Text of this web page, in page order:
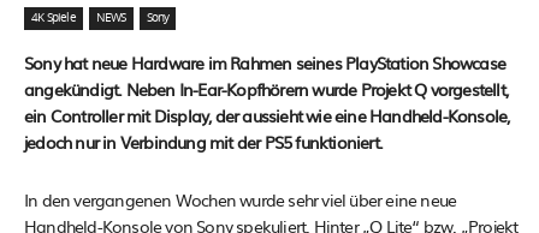
4K Spiele NEWS Sony
Sony hat neue Hardware im Rahmen seines PlayStation Showcase
angekündigt. Neben In-Ear-Kopfhörern wurde Projekt Q vorgestellt,
ein Controller mit Display, der aussieht wie eine Handheld-Konsole,
jedoch nur in Verbindung mit der PS5 funktioniert.
In den vergangenen Wochen wurde sehr viel über eine neue
Handheld-Konsole von Sony spekuliert. Hinter „Q Lite“ bzw. „Projekt